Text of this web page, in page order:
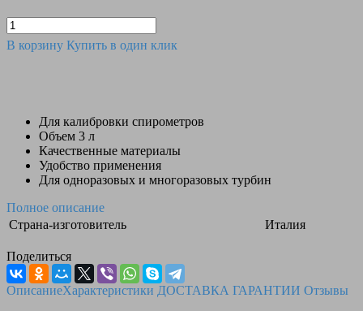
В корзину Купить в один клик
Для калибровки спирометров
Объем 3 л
Качественные материалы
Удобство применения
Для одноразовых и многоразовых турбин
Полное описание
Страна-изготовитель
Италия
Поделиться
ОписаниеХарактеристики ДОСТАВКА ГАРАНТИИ Отзывы